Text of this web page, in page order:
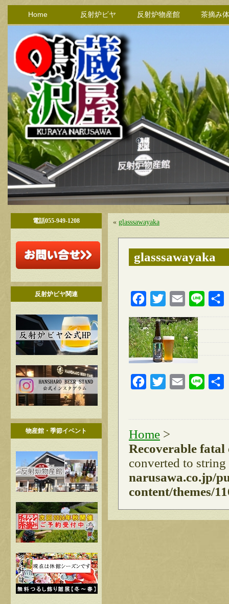
Home 反射炉ビヤ 反射炉物産館 茶摘み
電話055-949-1208
反射炉ビヤ関連
物産館・季節イベント
« glasssawayaka
glasssawayaka
FacebookTwitter Email Line
FacebookTwitter Email Line
Home >
Recoverable
converted to
narusawa.co.jp/
content/themes/